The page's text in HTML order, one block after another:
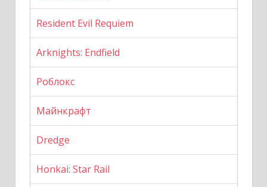
Resident Evil Requiem
Arknights: Endfield
Роблокс
Майнкрафт
Dredge
Honkai: Star Rail